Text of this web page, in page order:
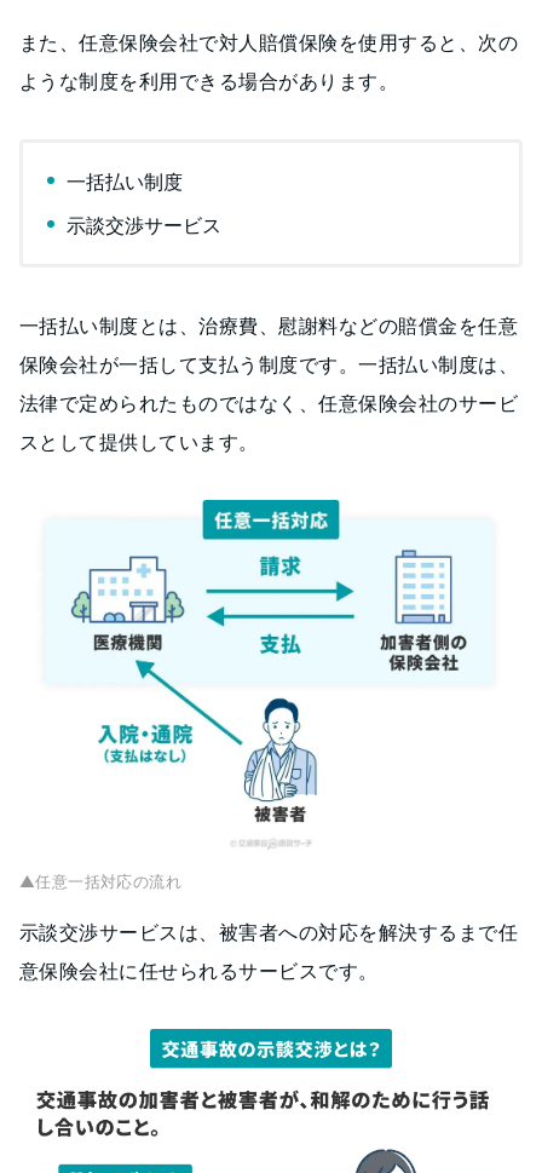
また、任意保険会社で対人賠償保険を使用すると、次の
ような制度を利用できる場合があります。
一括払い制度
示談交渉サービス
一括払い制度とは、治療費、慰謝料などの賠償金を任意
保険会社が一括して支払う制度です。一括払い制度は、
法律で定められたものではなく、任意保険会社のサービ
スとして提供しています。
▲任意一括対応の流れ
示談交渉サービスは、被害者への対応を解決するまで任
意保険会社に任せられるサービスです。